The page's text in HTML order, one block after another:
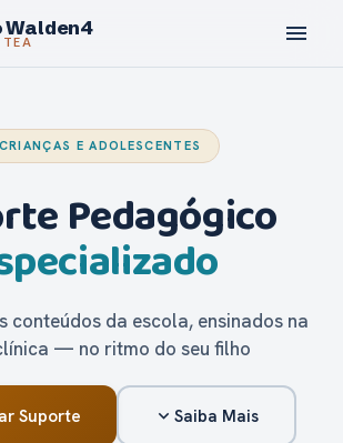
menu
calendar_today
E ADOLESCENTES
Pedagógico
conteúdos da escola, ensinados na
— no ritmo do seu filho
Suporte expand_more Saiba Mais